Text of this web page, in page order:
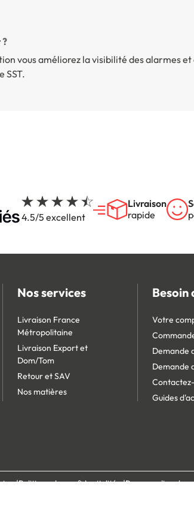
vous améliorez la visibilité des alarmes
SST.
4.5/5 excellent
Livraison
rapide
Nos services
Livraison France
Métropolitaine
Livraison Export et
Dom/Tom
Retour et SAV
Nos matières
Besoin
Votre
Demande
Demande
Guides
Politique de confidentialité Personnaliser les